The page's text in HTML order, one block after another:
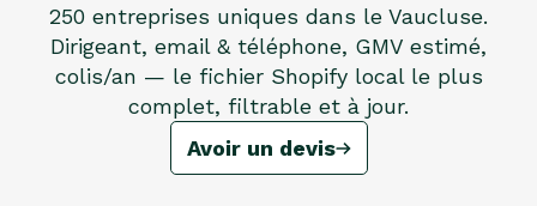
250 entreprises uniques dans le Vaucluse.
Dirigeant, email & téléphone, GMV estimé,
colis/an — le fichier Shopify local le plus
complet, filtrable et à jour.
Avoir un devis